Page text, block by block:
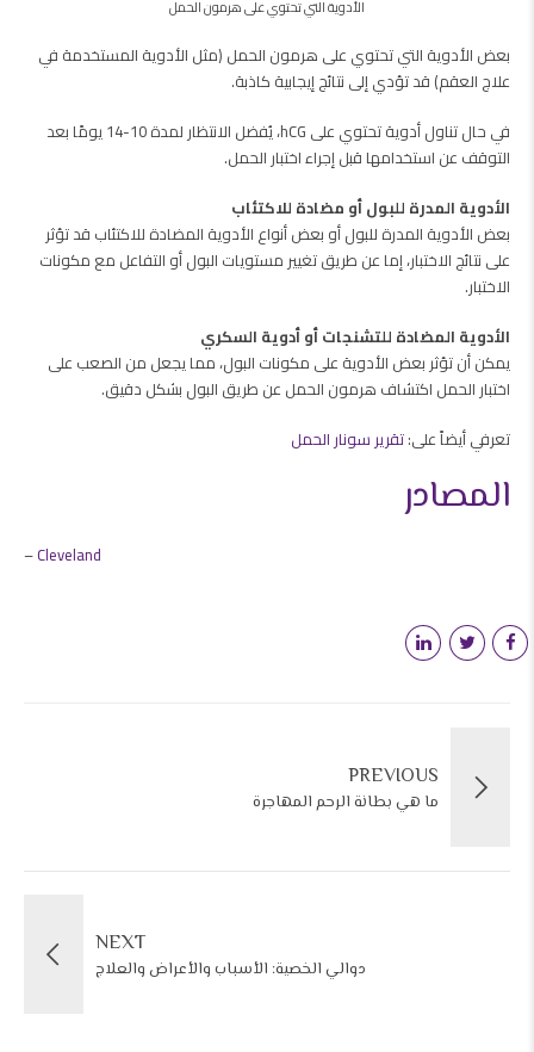
الأدوية التي تحتوي على هرمون الحمل
بعض الأدوية التي تحتوي على هرمون الحمل (مثل الأدوية المستخدمة في
علاج العقم) قد تؤدي إلى نتائج إيجابية كاذبة.
في حال تناول أدوية تحتوي على hCG، يُفضل الانتظار لمدة 10-14 يومًا بعد
التوقف عن استخدامها قبل إجراء اختبار الحمل.
الأدوية المدرة للبول أو مضادة للاكتئاب
بعض الأدوية المدرة للبول أو بعض أنواع الأدوية المضادة للاكتئاب قد تؤثر
على نتائج الاختبار، إما عن طريق تغيير مستويات البول أو التفاعل مع مكونات
الاختبار.
الأدوية المضادة للتشنجات أو أدوية السكري
يمكن أن تؤثر بعض الأدوية على مكونات البول، مما يجعل من الصعب على
اختبار الحمل اكتشاف هرمون الحمل عن طريق البول بشكل دقيق.
تعرفي أيضاً على:تقرير سونار الحمل
المصادر
Cleveland
–
PREVIOUS
ما هي بطانة الرحم المهاجرة
NEXT
دوالي الخصية: الأسباب والأعراض والعلاج